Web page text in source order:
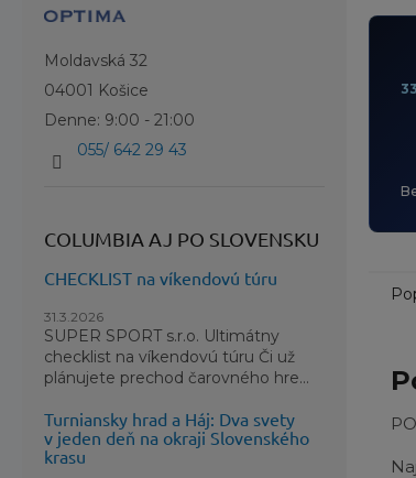
Moldavská 32
04001 Košice
Denne: 9:00 - 21:00
055/ 642 29 43
COLUMBIA AJ PO SLOVENSKU
CHECKLIST na víkendovú túru
31.3.2026
SUPER SPORT s.r.o. Ultimátny
checklist na víkendovú túru Či už
plánujete prechod čarovného hre...
Turniansky hrad a Háj: Dva svety
v jeden deň na okraji Slovenského
krasu